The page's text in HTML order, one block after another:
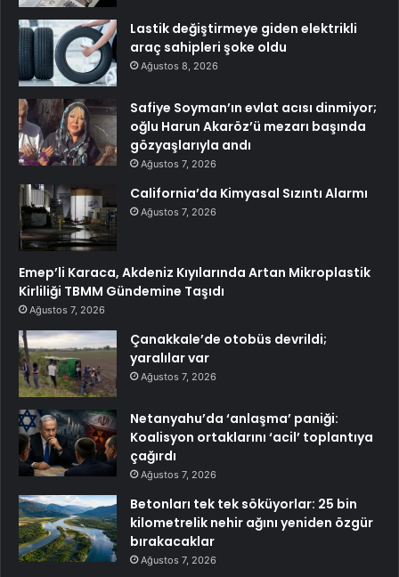
Lastik değiştirmeye giden elektrikli
araç sahipleri şoke oldu
Ağustos 8, 2026
Safiye Soyman’ın evlat acısı dinmiyor;
oğlu Harun Akaröz’ü mezarı başında
gözyaşlarıyla andı
Ağustos 7, 2026
California’da Kimyasal Sızıntı Alarmı
Ağustos 7, 2026
Emep’li Karaca, Akdeniz Kıyılarında Artan Mikroplastik
Kirliliği TBMM Gündemine Taşıdı
Ağustos 7, 2026
Çanakkale’de otobüs devrildi;
yaralılar var
Ağustos 7, 2026
Netanyahu’da ‘anlaşma’ paniği:
Koalisyon ortaklarını ‘acil’ toplantıya
çağırdı
Ağustos 7, 2026
Betonları tek tek söküyorlar: 25 bin
kilometrelik nehir ağını yeniden özgür
bırakacaklar
Ağustos 7, 2026